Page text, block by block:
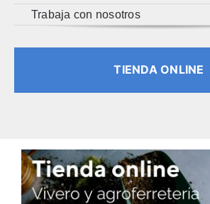
Trabaja con nosotros
TIENDA ONLINE